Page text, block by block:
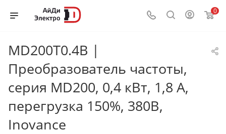
0
MD200T0.4B |
Преобразователь частоты,
серия MD200, 0,4 кВт, 1,8 А,
перегрузка 150%, 380B,
Inovance